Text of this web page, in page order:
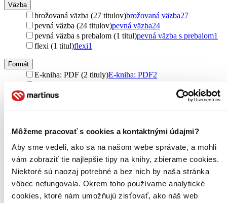
Môžeme pracovať s cookies a kontaktnými údajmi?
Aby sme vedeli, ako sa na našom webe správate, a mohli
vám zobraziť tie najlepšie tipy na knihy, zbierame cookies.
Niektoré sú naozaj potrebné a bez nich by naša stránka
vôbec nefungovala. Okrem toho používame analytické
cookies, ktoré nám umožňujú zisťovať, ako náš web
Väzba
brožovaná väzba (27 titulov)brožovaná väzba27
pevná väzba (24 titulov)pevná väzba24
pevná väzba s prebalom (1 titul)pevná väzba s prebalom1
flexi (1 titul)flexi1
Formát
E-kniha: PDF (2 tituly)E-kniha: PDF2
E-kniha: MOBI (2 tituly)
Zúžiť výber
Zoradiť
Bestsellery
Top hodnotené
Novinky